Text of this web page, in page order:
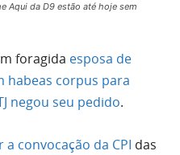
Aqui da D9 estão até hoje sem
foragida esposa de
habeas corpus para
negou seu pedido.
convocação da CPI das